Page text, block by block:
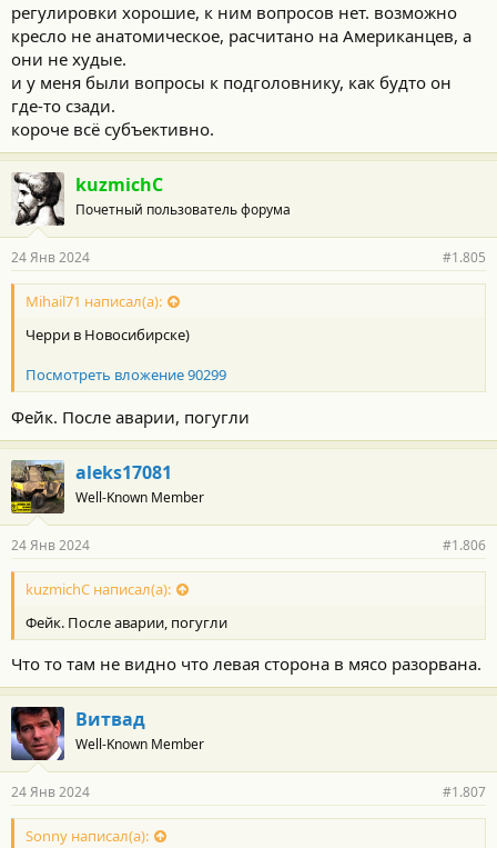
регулировки хорошие, к ним вопросов нет. возможно
кресло не анатомическое, расчитано на Американцев, а
они не худые.
и у меня были вопросы к подголовнику, как будто он
где-то сзади.
короче всё субъективно.
kuzmichC
Почетный пользователь форума
24 Янв 2024 #1.805
Mihail71 написал(а):
Черри в Новосибирске)
Посмотреть вложение 90299
Фейк. После аварии, погугли
aleks17081
Well-Known Member
24 Янв 2024 #1.806
kuzmichC написал(а):
Фейк. После аварии, погугли
Что то там не видно что левая сторона в мясо разорвана.
Витвад
Well-Known Member
24 Янв 2024 #1.807
Sonny написал(а):